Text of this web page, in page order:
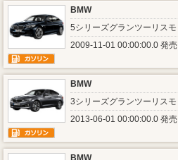
BMW
5シリーズグランツーリスモ
2009-11-01 00:00:00.0 発売
BMW
3シリーズグランツーリスモ
2013-06-01 00:00:00.0 発売
BMW